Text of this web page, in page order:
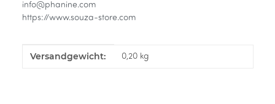
info@phanine.com
https://www.souza-store.com
Produkteigenschaft
Wert
Versandgewicht: 0,20 kg